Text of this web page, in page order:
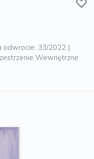
odwrocie: 33/2022 |
Wewnętrzne